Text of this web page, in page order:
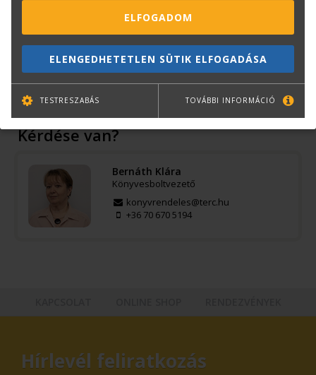
Tankönyv
Méret:
B/5
Kiadó:
Szega Books
Kérdése van?
Bernáth Klára
Könyvesboltvezető
konyvrendeles@terc.hu
+36 70 670 5194
Hírlevél feliratkozás
ELFOGADOM
ELENGEDHETETLEN SÜTIK ELFOGADÁSA
TESTRESZABÁS TOVÁBBI INFORMÁCIÓ